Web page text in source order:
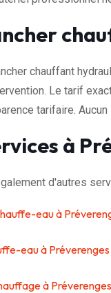
chauffant
Le tarif
tarifaire.
à
d'autres
eau à
eau à Préverenges
à Préverenges